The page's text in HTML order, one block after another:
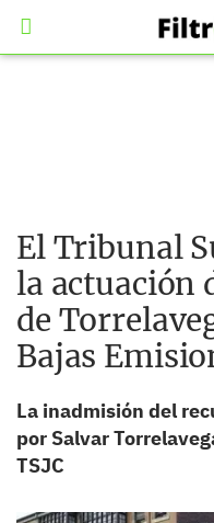
El Tribunal
la actuación
de
Bajas
La inadmisión del
por Salvar
TSJC